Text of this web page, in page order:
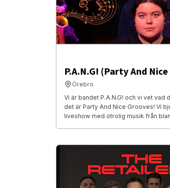
P.A.N.G! (Party And
Örebro
Vi är bandet P.A.N.G! och vi vet vad
det är Party And Nice Grooves! Vi
liveshow med otrolig musik från